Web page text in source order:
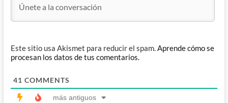
Este sitio usa Akismet para reducir el spam.Aprende cómo se
procesan los datos de tus comentarios.
41 COMMENTS
más antiguos